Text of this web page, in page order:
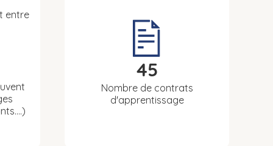
entre
45
Nombre de contrats
d'apprentissage